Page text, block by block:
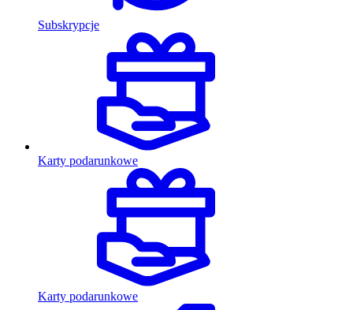
Subskrypcje
Karty podarunkowe
Karty podarunkowe